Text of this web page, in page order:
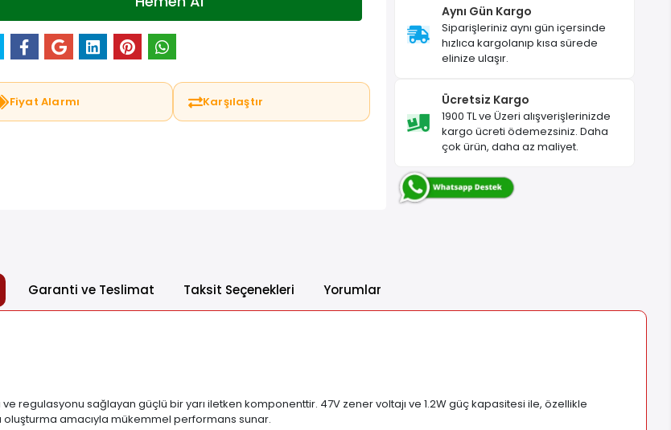
Fiyat Alarmı Karşılaştır
Aynı Gün Kargo
Siparişleriniz aynı gün içersinde
hızlıca kargolanıp kısa sürede
elinize ulaşır.
Ücretsiz Kargo
1900 TL ve Üzeri alışverişlerinizde
kargo ücreti ödemezsiniz. Daha
çok ürün, daha az maliyet.
Garanti ve Teslimat Taksit Seçenekleri Yorumlar
regulasyonu sağlayan güçlü bir yarı iletken komponenttir. 47V zener voltajı ve 1.2W güç kapasitesi ile, özellikle
oluşturma amacıyla mükemmel performans sunar.